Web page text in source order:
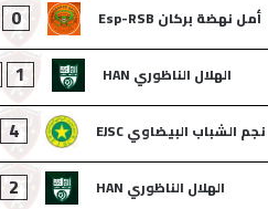
أمل نهضة بركان Esp-RSB 0
الهلال الناظوري HAN 1
نجم الشباب البيضاوي EJSC 4
الهلال الناظوري HAN 2